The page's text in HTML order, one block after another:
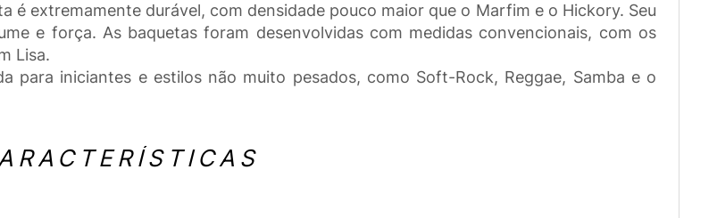
é extremamente durável, com densidade pouco maior que o Marfim e o Hickory. Seu
e força. As baquetas foram desenvolvidas com medidas convencionais, com os
Lisa.
para iniciantes e estilos não muito pesados, como Soft-Rock, Reggae, Samba e o